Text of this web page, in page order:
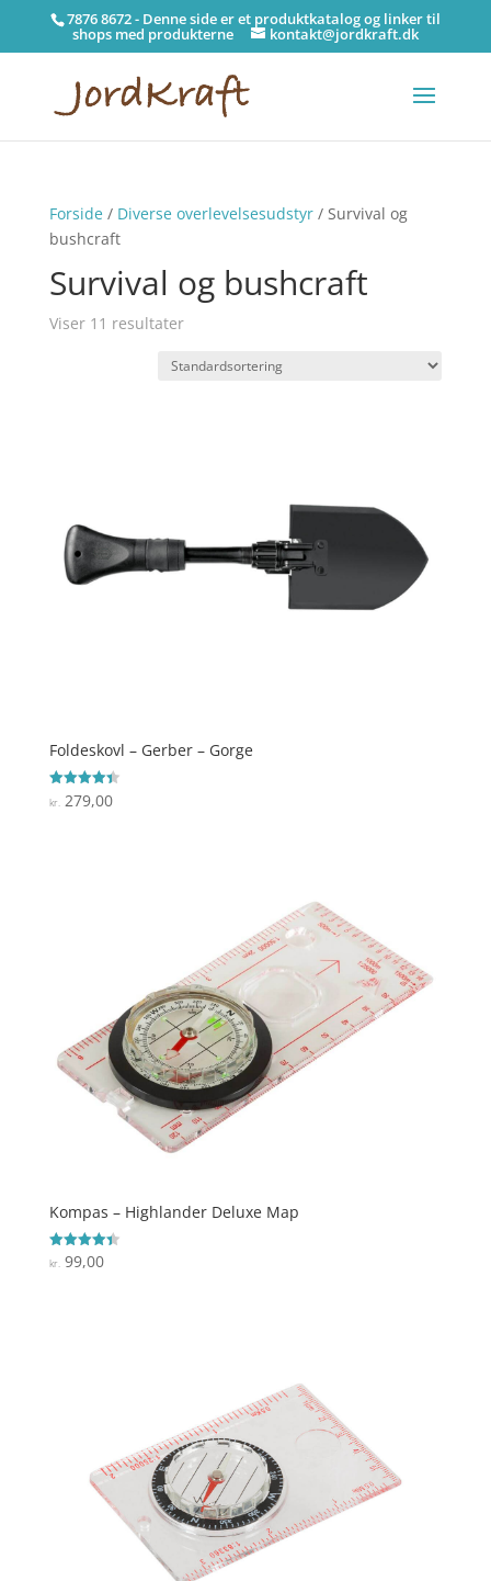
7876 8672 - Denne side er et produktkatalog og linker til
shops med produkterne kontakt@jordkraft.dk
Forside/ Diverse overlevelsesudstyr/ Survival og
bushcraft
Survival og bushcraft
Viser 11 resultater
Foldeskovl – Gerber – Gorge
Vurderet
4.4
kr. 279,00
Kompas – Highlander Deluxe Map
Vurderet
4.4
kr.99,00